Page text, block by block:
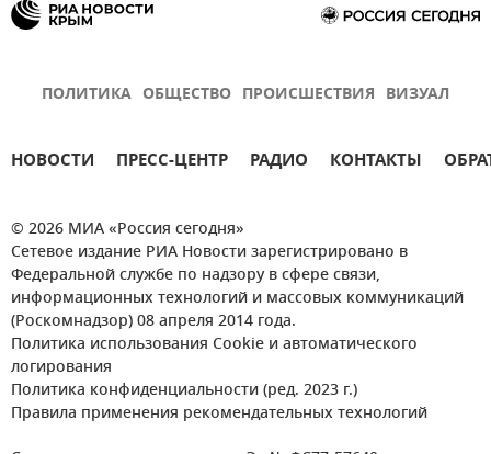
ПОЛИТИКА ОБЩЕСТВО ПРОИСШЕСТВИЯ ВИЗУАЛ
НОВОСТИ ПРЕСС-ЦЕНТР РАДИО КОНТАКТЫ
© 2026 МИА «Россия сегодня»
Сетевое издание РИА Новости зарегистрировано в
Федеральной службе по надзору в сфере связи,
информационных технологий и массовых коммуникаций
(Роскомнадзор) 08 апреля 2014 года.
Политика использования Cookie и автоматического
логирования
Политика конфиденциальности (ред. 2023 г.)
Правила применения рекомендательных технологий